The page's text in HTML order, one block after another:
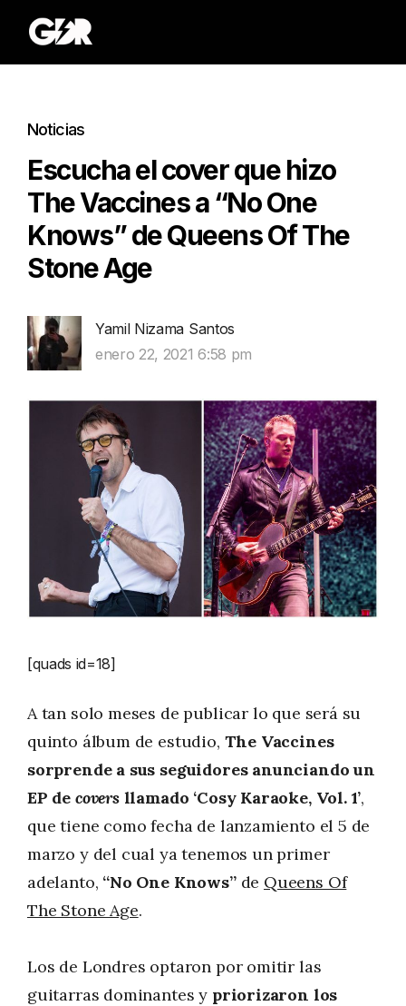
Noticias
Escucha el cover que hizo
The Vaccines a “No One
Knows” de Queens Of The
Stone Age
Yamil Nizama Santos
enero 22, 2021 6:58 pm
[quads id=18]
A tan solo meses de publicar lo que será su
quinto álbum de estudio, The Vaccines
sorprende a sus seguidores anunciando un
EP de coversllamado ‘Cosy Karaoke, Vol. 1’,
que tiene como fecha de lanzamiento el 5 de
marzo y del cual ya tenemos un primer
adelanto, “No One Knows”de Queens Of
The Stone Age.
Los de Londres optaron por omitir las
guitarras dominantes y priorizaron los